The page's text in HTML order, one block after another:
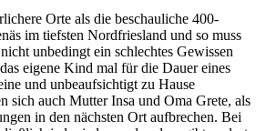
Orte als die beschauliche 400-
im tiefsten Nordfriesland und so muss
unbedingt ein schlechtes Gewissen
eigene Kind mal für die Dauer eines
und unbeaufsichtigt zu Hause
sich auch Mutter Insa und Oma Grete, als
in den nächsten Ort aufbrechen. Bei